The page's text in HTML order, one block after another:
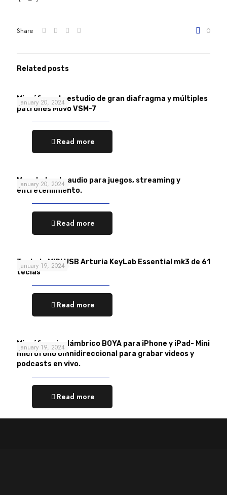
Share 0
Related posts
January 20, 2024
Micrófono de estudio de gran diafragma y múltiples
patrones Movo VSM-7
Read more
January 20, 2024
Mezclador de audio para juegos, streaming y
entretenimiento.
Read more
January 19, 2024
Teclado MIDI USB Arturia KeyLab Essential mk3 de 61
teclas
Read more
January 19, 2024
Micrófono inalámbrico BOYA para iPhone y iPad- Mini
micrófono omnidireccional para grabar videos y
podcasts en vivo.
Read more